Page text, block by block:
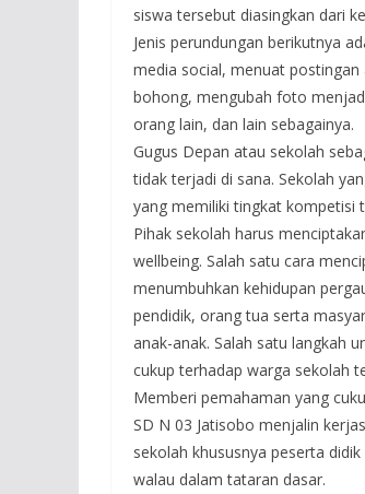
siswa tersebut diasingkan dari
Jenis perundungan berikutnya
media social, menuat
bohong, mengubah foto
orang lain, dan lain sebagainya.
Gugus Depan atau sekolah
tidak terjadi di sana. Sekolah
yang memiliki tingkat kompetisi
Pihak sekolah harus
wellbeing. Salah satu cara
menumbuhkan kehidupan
pendidik, orang tua serta
anak-anak. Salah satu langkah
cukup terhadap warga sekolah
Memberi pemahaman yang
SD N 03 Jatisobo menjalin
sekolah khususnya peserta
walau dalam tataran dasar.